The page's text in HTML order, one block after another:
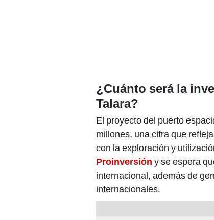
¿Cuánto será la
Talara?
El proyecto del puerto
millones, una cifra que
con la exploración y
Proinversión y se espera
internacional, además de
internacionales.